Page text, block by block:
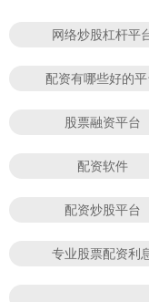
网络炒股杠杆平
配资有哪些好的
股票融资平台
配资软件
配资炒股平台
专业股票配资利